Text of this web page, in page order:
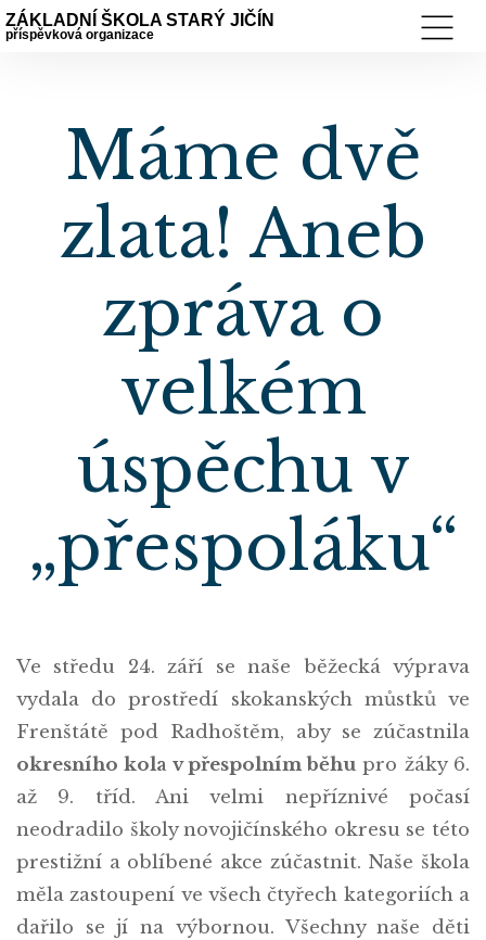
ZÁKLADNÍ ŠKOLA STARÝ JIČÍN
příspěvková organizace
Máme dvě
zlata! Aneb
zpráva o
velkém
úspěchu v
„přespoláku“
Ve středu 24. září se naše běžecká výprava
vydala do prostředí skokanských můstků ve
Frenštátě pod Radhoštěm, aby se zúčastnila
okresního kola v přespolním běhu pro žáky 6.
až 9. tříd. Ani velmi nepříznivé počasí
neodradilo školy novojičínského okresu se této
prestižní a oblíbené akce zúčastnit. Naše škola
měla zastoupení ve všech čtyřech kategoriích a
dařilo se jí na výbornou. Všechny naše děti